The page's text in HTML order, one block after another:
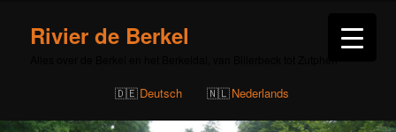
Rivier de Berkel
Deutsch Nederlands